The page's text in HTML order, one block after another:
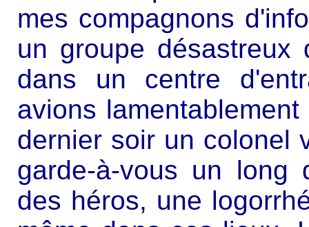
mes compagnons
un groupe désastreux
dans un centre
avions
dernier soir un colonel
garde-à-vous un long
des héros, une